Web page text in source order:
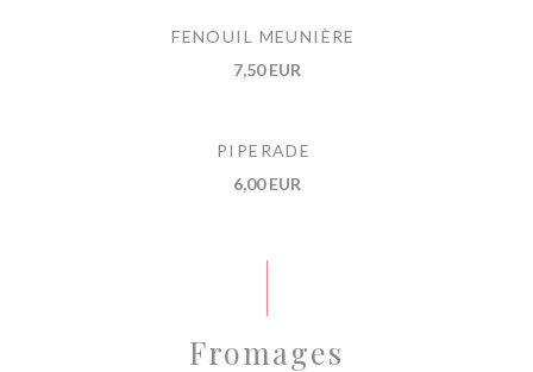
FENOUIL MEUNIÈRE
7,50 EUR
PIPERADE
6,00 EUR
Fromages